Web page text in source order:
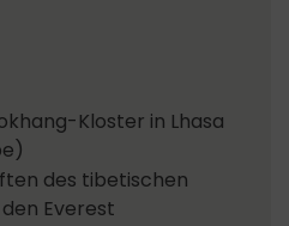
Kloster in Lhasa
des tibetischen
Everest